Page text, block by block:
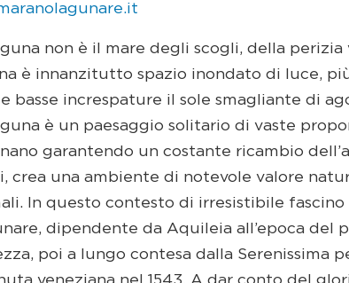
non è il mare degli scogli, della
è innanzitutto spazio inondato di luce,
basse increspature il sole smagliante di
è un paesaggio solitario di vaste
garantendo un costante ricambio
crea una ambiente di notevole valore
In questo contesto di irresistibile
dipendente da Aquileia all’epoca del
poi a lungo contesa dalla Serenissima